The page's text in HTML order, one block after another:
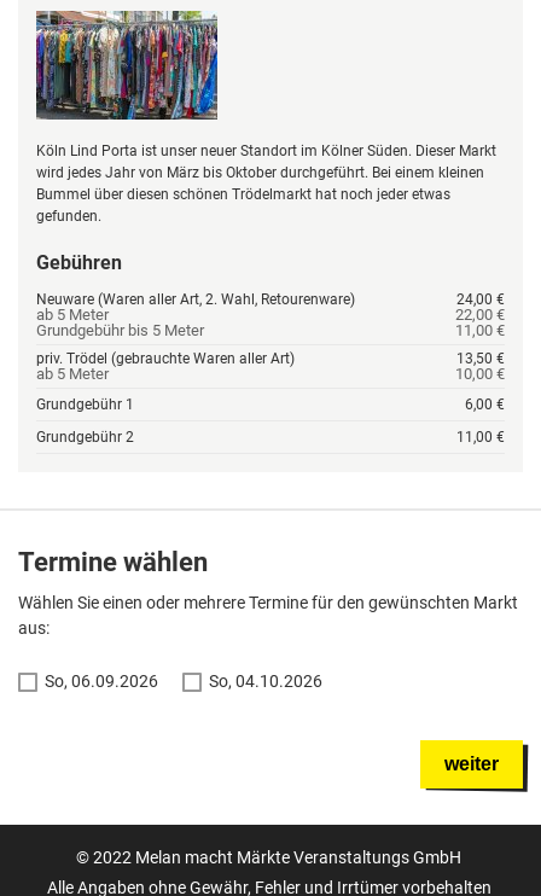
Köln Lind Porta ist unser neuer Standort im Kölner Süden. Dieser Markt
wird jedes Jahr von März bis Oktober durchgeführt. Bei einem kleinen
Bummel über diesen schönen Trödelmarkt hat noch jeder etwas
gefunden.
Gebühren
Neuware (Waren aller Art, 2. Wahl, Retourenware) 24,00 €
ab 5 Meter
22,00 €
Grundgebühr bis 5 Meter
11,00 €
priv. Trödel (gebrauchte Waren aller Art) 13,50 €
ab 5 Meter 10,00 €
Grundgebühr 1
6,00 €
Grundgebühr 2
11,00 €
Termine wählen
Wählen Sie einen oder mehrere Termine für den gewünschten Markt
aus:
So, 06.09.2026 So, 04.10.2026
weiter
© 2022 Melan macht Märkte Veranstaltungs GmbH
Alle Angaben ohne Gewähr, Fehler und Irrtümer vorbehalten